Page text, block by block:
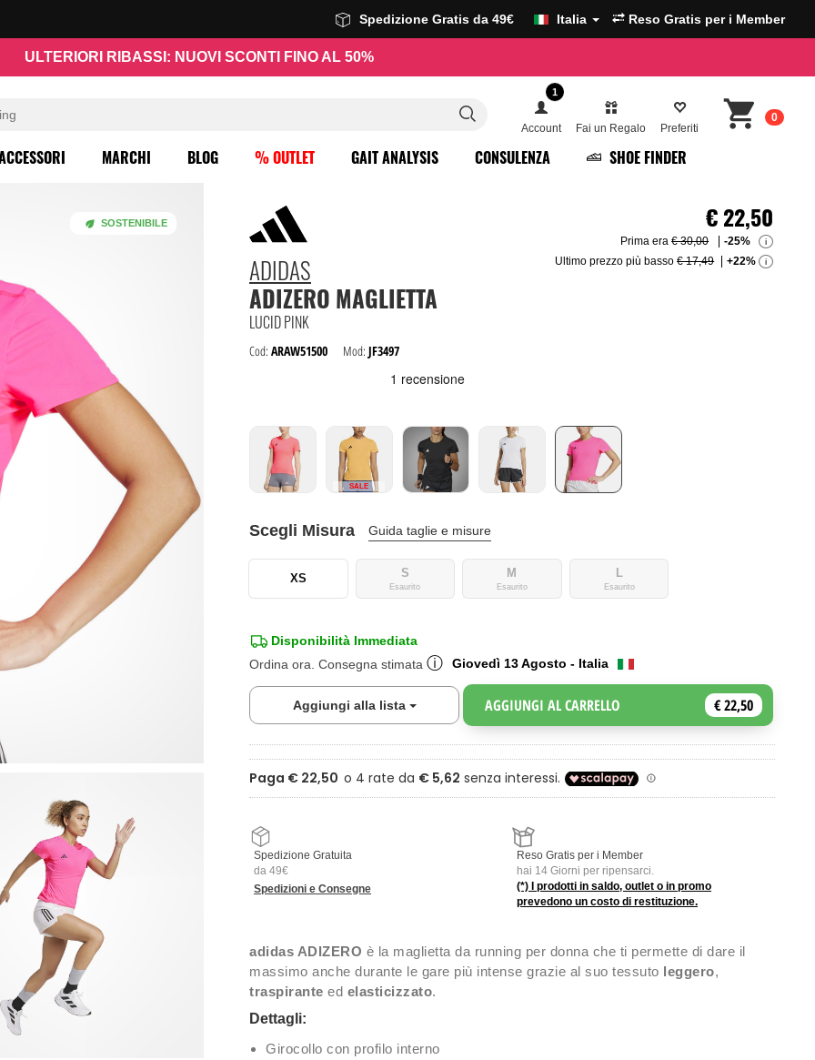
Spedizione Gratis da 49€ Italia Reso Gratis per i Member
ULTERIORI RIBASSI: NUOVI SCONTI FINO AL 50%
1
Account Fai un Regalo Preferiti
0
MARCHI BLOG % OUTLET GAIT ANALYSIS CONSULENZA SHOE FINDER
ADIDAS
ADIZERO MAGLIETTA
LUCID PINK
Cod: ARAW51500 Mod: JF3497
€22,50
Prima era€ 30,00 -25% i
Ultimo prezzo più basso€ 17,49 +22% i
SALE
Scegli Misura Guida taglie e misure
XS S
Esaurito
M
Esaurito
L
Esaurito
Disponibilità Immediata
Ordina ora. Consegna stimata ⓘ Giovedì 13 Agosto - Italia
Aggiungi alla lista Toggle DropdownAGGIUNGI AL CARRELLO € 22,50
Paga € 22,50
Spedizione Gratuita
da 49€
Spedizioni e Consegne
Reso Gratis per i Member
hai 14 Giorni per ripensarci.
(*) I prodotti in saldo, outlet o in promo
prevedono un costo di restituzione.
adidas ADIZERO è la maglietta da running per donna che ti permette di dare il
massimo anche durante le gare più intense grazie al suo tessuto leggero,
traspirante ed elasticizzato.
Dettagli:
Girocollo con profilo interno
SOSTENIBILE